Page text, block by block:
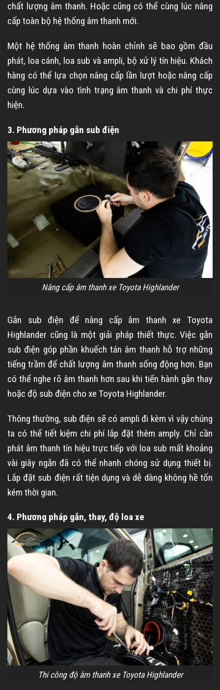
chất lượng âm thanh. Hoặc cũng có thể cùng lúc nâng
cấp toàn bộ hệ thống âm thanh mới.
Một hệ thống âm thanh hoàn chỉnh sẽ bao gồm đầu
phát, loa cánh, loa sub và ampli, bộ xử lý tín hiệu. Khách
hàng có thể lựa chọn nâng cấp lần lượt hoặc nâng cấp
cùng lúc dựa vào tình trạng âm thanh và chi phí thực
hiện.
3. Phương pháp gắn sub điện
Nâng cấp âm thanh xe Toyota Highlander
Gắn sub điện để nâng cấp âm thanh xe Toyota
Highlander cũng là một giải pháp thiết thực. Việc gắn
sub điện góp phần khuếch tán âm thanh hỗ trợ những
tiếng trầm để chất lượng âm thanh sống động hơn. Bạn
có thể nghe rõ âm thanh hơn sau khi tiến hành gắn thay
hoặc độ sub điện cho xe Toyota Highlander.
Thông thường, sub điện sẽ có ampli đi kèm vì vậy chúng
ta có thể tiết kiệm chi phí lắp đặt thêm amply. Chỉ cần
phát âm thanh tín hiệu trực tiếp với loa sub mất khoảng
vài giây ngắn đã có thể nhanh chóng sử dụng thiết bị.
Lắp đặt sub điện rất tiện dụng và dễ dàng không hề tốn
kém thời gian.
4. Phương pháp gắn, thay, độ loa xe
Thi công độ âm thanh xe Toyota Highlander